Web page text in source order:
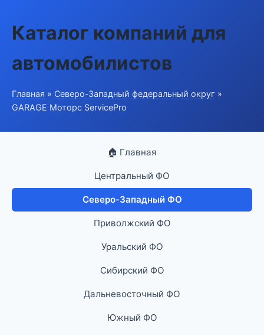
Каталог компаний для
автомобилистов
Главная » Северо-Западный федеральный округ »
GARAGE Моторс ServicePro
🏠 Главная
Центральный ФО
Северо-Западный ФО
Приволжский ФО
Уральский ФО
Сибирский ФО
Дальневосточный ФО
Южный ФО